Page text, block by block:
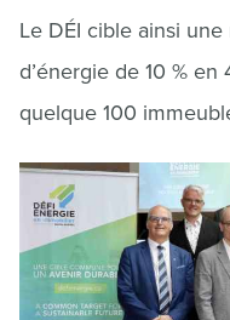
Le DÉI cible ainsi
d’énergie de 10 %
quelque 100